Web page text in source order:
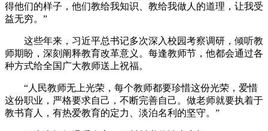
得他们的样子，他们教给我知识、教给我做人的道理，让我受
益无穷。”
这些年来，习近平总书记多次深入校园考察调研，倾听教
师期盼，深刻阐释教育改革意义。每逢教师节，他都会通过各
种方式给全国广大教师送上祝福。
“人民教师无上光荣，每个教师都要珍惜这份光荣，爱惜
这份职业，严格要求自己，不断完善自己。做老师就要执着于
教书育人，有热爱教育的定力、淡泊名利的坚守。”